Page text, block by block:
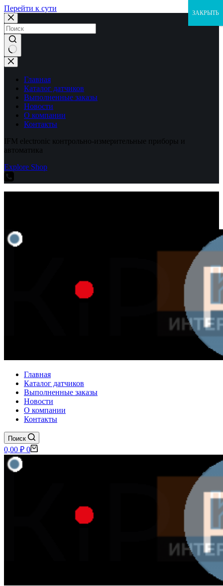
Перейти к сути
Ничего
не
найденоГлавная
Каталог датчиков
Выполненные заказы
Новости
О компании
Контакты
IFM electronic контрольно-измерительные приборы и
автоматика
Explore Shop
Главная
Каталог датчиков
Выполненные заказы
Новости
О компании
Контакты
Поиск
Корзина
0,00 ₽ 0
ЗАКРЫТЬ